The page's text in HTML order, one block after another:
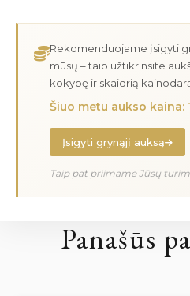
Rekomenduojame įsigyti
mūsų – taip užtikrinsite
kokybę ir skaidrią
Šiuo metu aukso kaina:
Įsigyti grynąjį auksą
Taip pat priimame Jūsų
Panašūs